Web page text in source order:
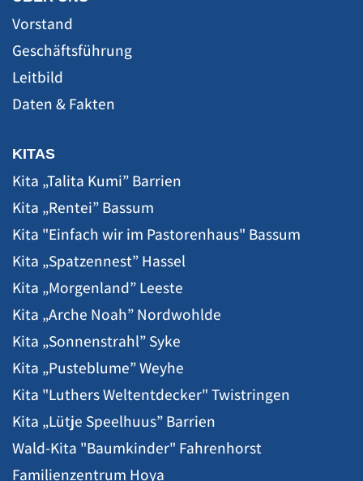
Vorstand
Geschäftsführung
Leitbild
Daten & Fakten
KITAS
Kita „Talita Kumi” Barrien
Kita „Rentei” Bassum
Kita "Einfach wir im Pastorenhaus" Bassum
Kita „Spatzennest” Hassel
Kita „Morgenland” Leeste
Kita „Arche Noah” Nordwohlde
Kita „Sonnenstrahl” Syke
Kita „Pusteblume” Weyhe
Kita "Luthers Weltentdecker" Twistringen
Kita „Lütje Speelhuus” Barrien
Wald-Kita "Baumkinder" Fahrenhorst
Familienzentrum Hoya